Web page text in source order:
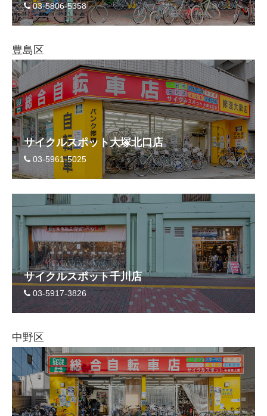
03-5806-5358
豊島区
サイクルスポット大塚北口店
03-5961-5025
サイクルスポット千川店
03-5917-3826
中野区